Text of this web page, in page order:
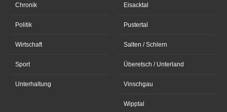
Chronik
Politik
Wirtschaft
Sport
Unterhaltung
Eisacktal
Pustertal
Salten / Schlern
Überetsch / Unterland
Vinschgau
Wipptal